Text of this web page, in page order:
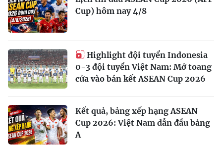
Cup) hôm nay 4/8
Highlight đội tuyển Indonesia
0-3 đội tuyển Việt Nam: Mở toang
cửa vào bán kết ASEAN Cup 2026
Kết quả, bảng xếp hạng ASEAN
Cup 2026: Việt Nam dẫn đầu bảng
A